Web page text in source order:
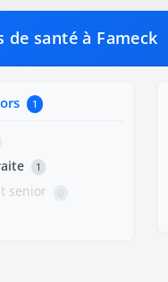
santé à Fameck
1
1
senior 0